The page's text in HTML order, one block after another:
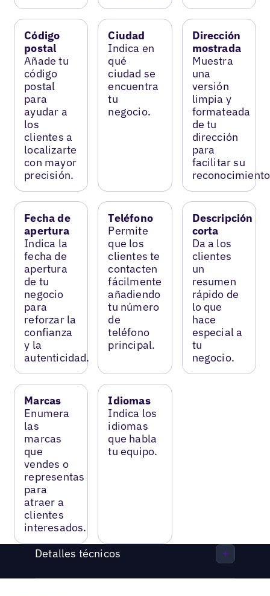
Código
postal
Añade tu
código
postal
para
ayudar a
los
clientes a
localizarte
con mayor
precisión.
Ciudad
Indica en
qué
ciudad se
encuentra
tu
negocio.
Dirección
mostrada
Muestra
una
versión
limpia y
formateada
de tu
dirección
para
facilitar su
Fecha de
apertura
Indica la
fecha de
apertura
de tu
negocio
para
reforzar la
confianza
y la
autenticidad.
Teléfono
Permite
que los
clientes te
contacten
fácilmente
añadiendo
tu número
de
teléfono
principal.
Descripción
corta
Da a los
clientes
un
resumen
rápido de
lo que
hace
especial a
tu
negocio.
Marcas
Enumera
las
marcas
que
vendes o
representas
para
atraer a
clientes
interesados.
Idiomas
Indica los
idiomas
que habla
tu equipo.
Detalles técnicos